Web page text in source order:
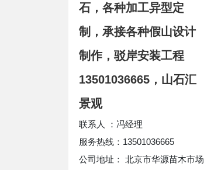
石，各种加工异型定
制，承接各种假山设计
制作，驳岸安装工程
13501036665，山石汇
景观
联系人 ：冯经理
服务热线：13501036665
公司地址： 北京市华源苗木市场